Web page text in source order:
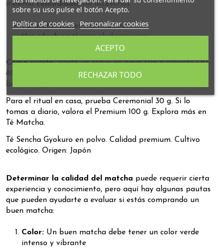
máximacomodidad, sin accesorios.
Formato:sobres individuales
Uso ideal:on-the-go, shaker o vaso
vegetal fresco, práctico para bebidas frías
Cómo usarlo:vierte un sobre en agua fría o caliente (70–
80 °C) y agita. También puedes mezclar con leche o
bebida vegetal para un latte rápido.
Para el ritual en casa, prueba Ceremonial 30 g. Si lo
tomas a diario, valora el
Premium 100 g. Explora más en
Té Matcha.
Té Sencha Gyokuro en polvo. Calidad premium. Cultivo
ecológico. Origen: Japón
Determinar la calidad del matcha puede requerir cierta
experiencia y conocimiento, pero aquí hay algunas pautas
que pueden ayudarte a evaluar si estás comprando un
buen matcha:
Color: Un buen matcha debe tener un color verde
intenso y vibrante
sobre su uso pulse el botón Acepto.
Política de cookies Personalizar cookies
RECHAZAR TODO
ACEPTO